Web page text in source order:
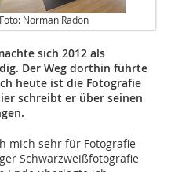
Foto: Norman Radon
sich 2012 als
Der Weg dorthin führte
heute ist die Fotografie
schreibt er über seinen
mich sehr für Fotografie
Schwarzweißfotografie